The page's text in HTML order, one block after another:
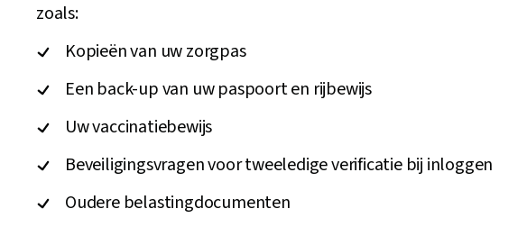
zoals:
Kopieën van uw zorgpas
Een back-up van uw paspoort en rijbewijs
Uw vaccinatiebewijs
Beveiligingsvragen voor tweeledige verificatie bij inloggen
Oudere belastingdocumenten